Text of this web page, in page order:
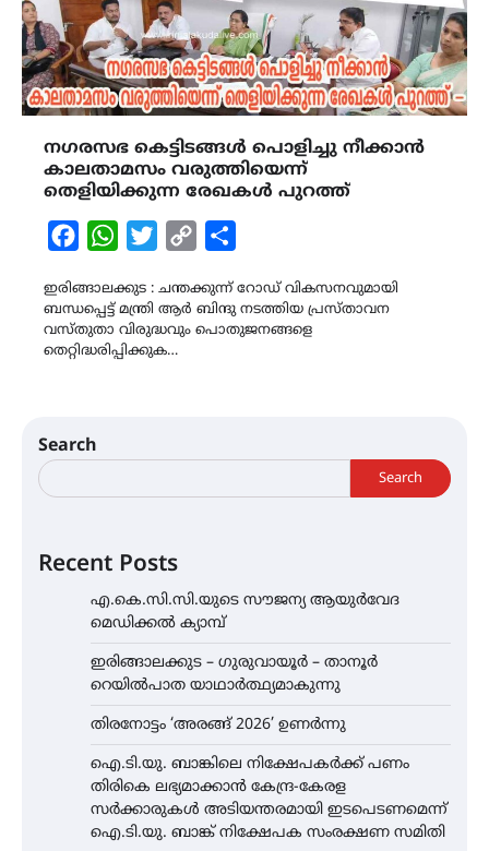
നഗരസഭ കെട്ടിടങ്ങൾ പൊളിച്ചു നീക്കാൻ
കാലതാമസം വരുത്തിയെന്ന്
തെളിയിക്കുന്ന രേഖകൾ പുറത്ത്
FacebookWhatsAppTwitterCopy
ഇരിങ്ങാലക്കുട : ചന്തക്കുന്ന് റോഡ് വികസനവുമായി
ബന്ധപ്പെട്ട് മന്ത്രി ആർ ബിന്ദു നടത്തിയ പ്രസ്താവന
വസ്തുതാ വിരുദ്ധവും പൊതുജനങ്ങളെ
തെറ്റിദ്ധരിപ്പിക്കുക…
Search
Search
Recent Posts
എ.കെ.സി.സി.യുടെ സൗജന്യ ആയുർവേദ
മെഡിക്കൽ ക്യാമ്പ്
ഇരിങ്ങാലക്കുട – ഗുരുവായൂർ – താനൂർ
റെയിൽപാത യാഥാർത്ഥ്യമാകുന്നു
തിരനോട്ടം ‘അരങ്ങ് 2026’ ഉണർന്നു
ഐ.ടി.യു. ബാങ്കിലെ നിക്ഷേപകർക്ക് പണം
തിരികെ ലഭ്യമാക്കാൻ കേന്ദ്ര-കേരള
സർക്കാരുകൾ അടിയന്തരമായി ഇടപെടണമെന്ന്
ഐ.ടി.യു. ബാങ്ക് നിക്ഷേപക സംരക്ഷണ സമിതി